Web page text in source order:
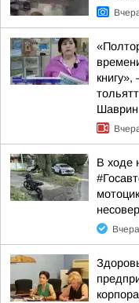
Шаврин
В ходе